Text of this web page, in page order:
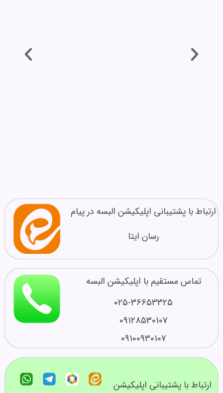
ارتباط با پشتیبانی اپلیکیشن البسه در پیام
رسان ایتا
تماس مستقیم با اپلیکیشن البسه
025-36653325
09128530107
09100930107
ارتباط با پشتیبانی اپلیکیشن